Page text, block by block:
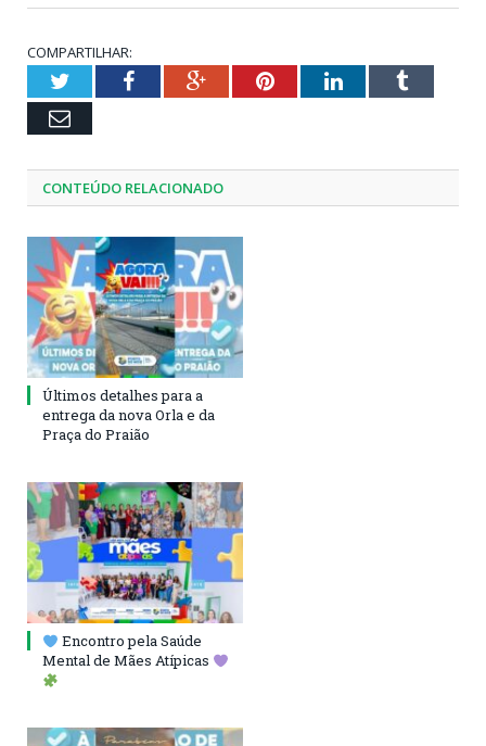
COMPARTILHAR:
TwitterFacebookGoogle+PinterestLinkedInTumblr
Email
CONTEÚDO RELACIONADO
Últimos detalhes para a
entrega da nova Orla e da
Praça do Praião
Encontro pela Saúde
Mental de Mães Atípicas